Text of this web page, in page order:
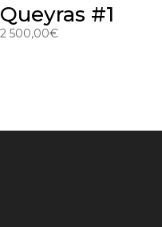
Queyras #1
2 500,00€